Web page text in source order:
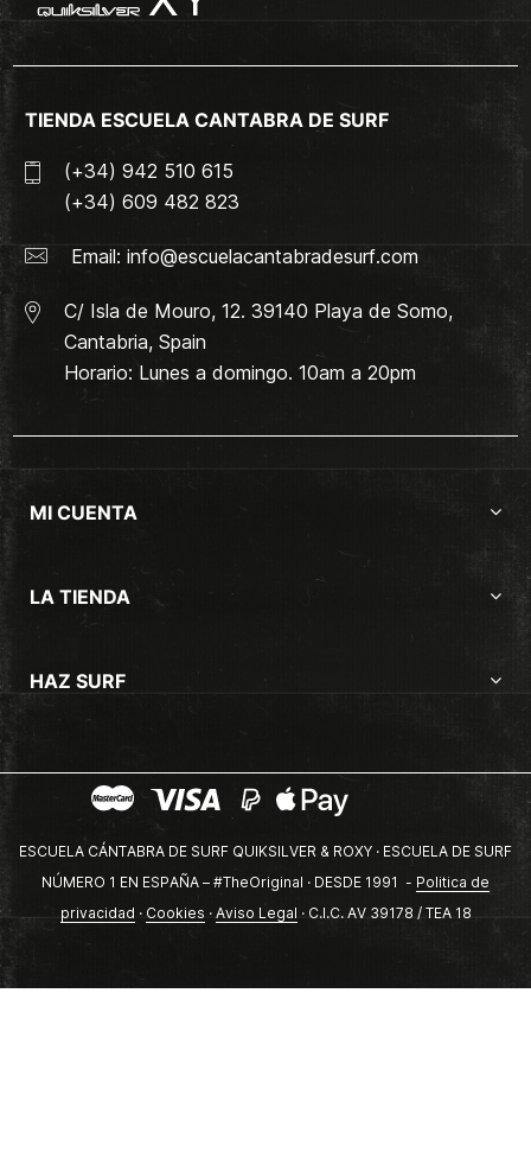
TIENDA ESCUELA CANTABRA DE SURF
(+34) 942 510 615
(+34) 609 482 823
Email: info@escuelacantabradesurf.com
C/ Isla de Mouro, 12. 39140 Playa de Somo,
Cantabria, Spain
Horario: Lunes a domingo. 10am a 20pm
MI CUENTA
LA TIENDA
HAZ SURF
ESCUELA CÁNTABRA DE SURF QUIKSILVER & ROXY · ESCUELA DE SURF
NÚMERO 1 EN ESPAÑA – #TheOriginal · DESDE 1991 - Politica de
privacidad · Cookies · Aviso Legal · C.I.C. AV 39178 / TEA 18